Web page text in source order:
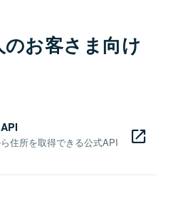
お客さま向け
住所を取得できる公式API